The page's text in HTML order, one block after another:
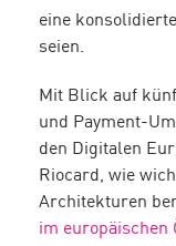
eine
seien.
Mit Blick auf
und Payment-
den Digitalen
Riocard, wie
Architekturen
im europäischen